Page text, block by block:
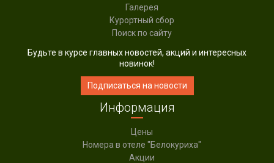
Галерея
Курортный сбор
Поиск по сайту
Будьте в курсе главных новостей, акций и интересных
новинок!
Подписаться на новости
Информация
Цены
Номера в отеле "Белокуриха"
Акции